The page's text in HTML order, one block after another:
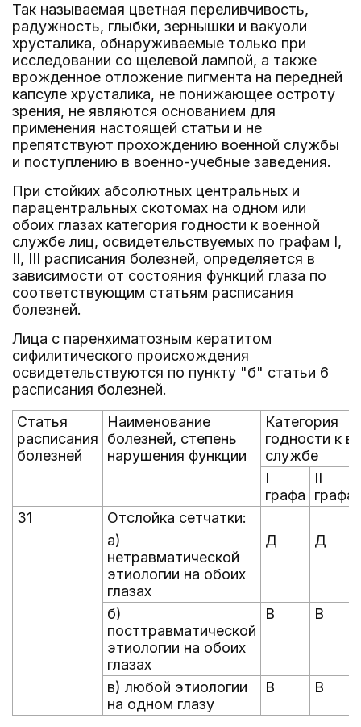
Так называемая цветная переливчивость,
радужность, глыбки, зернышки и вакуоли
хрусталика, обнаруживаемые только при
исследовании со щелевой лампой, а также
врожденное отложение пигмента на передней
капсуле хрусталика, не понижающее остроту
зрения, не являются основанием для
применения настоящей статьи и не
препятствуют прохождению военной службы
и поступлению в военно-учебные заведения.
При стойких абсолютных центральных и
парацентральных скотомах на одном или
обоих глазах категория годности к военной
службе лиц, освидетельствуемых по графам I,
II, III расписания болезней, определяется в
зависимости от состояния функций глаза по
соответствующим статьям расписания
болезней.
Лица с паренхиматозным кератитом
сифилитического происхождения
освидетельствуются по пункту "б" статьи 6
расписания болезней.
Статья
расписания
болезней
Наименование
болезней, степень
нарушения функции
Категория
годности к
службе
I
графа
II
графа
31
Отслойка сетчатки:
а)
нетравматической
этиологии на обоих
глазах
Д Д
б)
посттравматической
этиологии на обоих
глазах
В В
в) любой этиологии
на одном глазу
В В